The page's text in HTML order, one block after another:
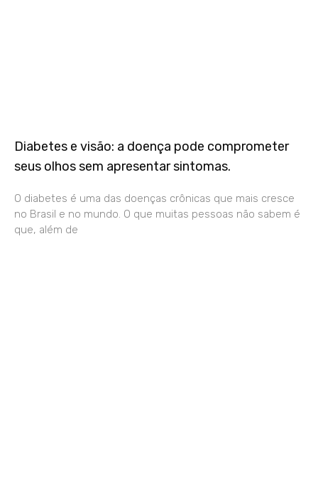
Diabetes e visão: a doença pode comprometer
seus olhos sem apresentar sintomas.
O diabetes é uma das doenças crônicas que mais cresce
no Brasil e no mundo. O que muitas pessoas não sabem é
que, além de